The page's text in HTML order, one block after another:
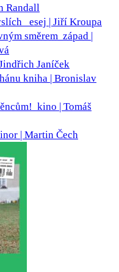
Randall
esej | Jiří Kroupa
směrem západ |
Janíček
kniha | Bronislav
kino | Tomáš
| Martin Čech